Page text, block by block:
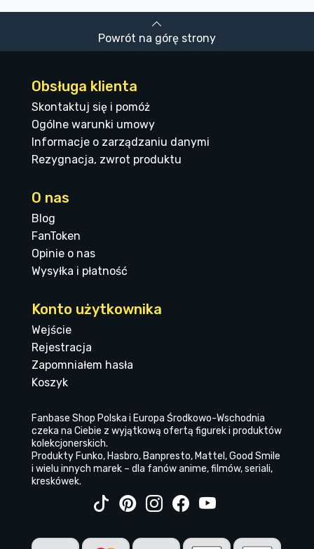
Powrót na górę strony
Obsługa klienta
Skontaktuj się i pomóż
Ogólne warunki umowy
Informacje o zarządzaniu danymi
Rezygnacja, zwrot produktu
O nas
Blog
FanToken
Opinie o nas
Wysyłka i płatność
Konto użytkownika
Wejście
Rejestracja
Zapomniałem hasła
Koszyk
Fanbase Shop Polska i Europa Środkowo-Wschodnia
czeka na Ciebie z wyjątkową ofertą figurek i produktów
kolekcjonerskich.
Produkty Funko, Hasbro, Banpresto, Mattel, Good Smile
i wielu innych marek – dla fanów anime, filmów, seriali,
kreskówek.